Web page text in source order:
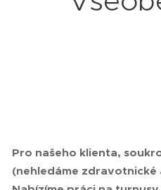
Pro našeho klienta,
(nehledáme